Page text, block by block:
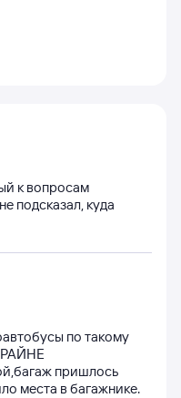
к вопросам
подсказал, куда
по такому
пришлось
места в багажнике.